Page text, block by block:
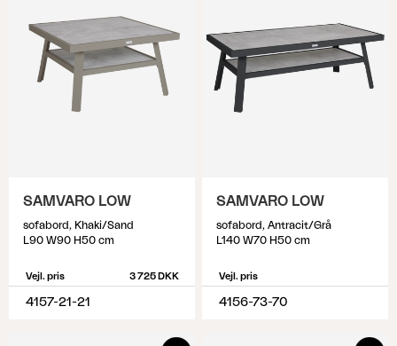
SAMVARO LOW
sofabord, Khaki/Sand
L90 W90 H50 cm
Vejl. pris 3 725 DKK
4157-21-21
SAMVARO LOW
sofabord, Antracit/Grå
L140 W70 H50 cm
Vejl. pris
4156-73-70